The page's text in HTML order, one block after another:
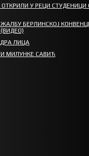
У РЕЦИ СТУДЕНИЦИ
БЕРЛИНСКОЈ
ЛИЦА
МИЛУНКЕ САВИЋ